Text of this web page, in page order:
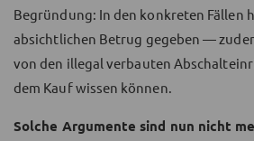
Begründung: In den konkreten Fällen
absichtlichen Betrug gegeben —
von den illegal verbauten
dem Kauf wissen können.
Solche Argumente sind nun nicht